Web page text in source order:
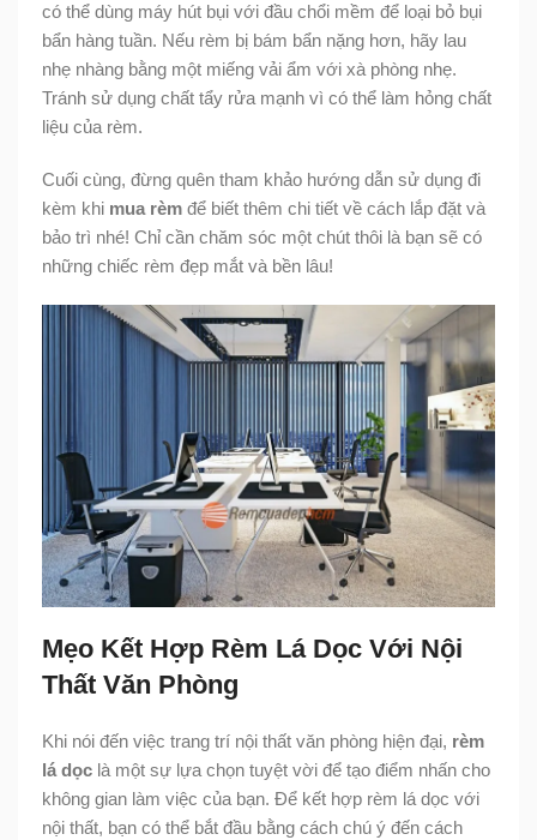
có thể dùng máy hút bụi với đầu chổi mềm để loại bỏ bụi
bẩn hàng tuần. Nếu rèm bị bám bẩn nặng hơn, hãy lau
nhẹ nhàng bằng một miếng vải ẩm với xà phòng nhẹ.
Tránh sử dụng chất tẩy rửa mạnh vì có thể làm hỏng chất
liệu của rèm.
Cuối cùng, đừng quên tham khảo hướng dẫn sử dụng đi
kèm khi mua rèm để biết thêm chi tiết về cách lắp đặt và
bảo trì nhé! Chỉ cần chăm sóc một chút thôi là bạn sẽ có
những chiếc rèm đẹp mắt và bền lâu!
Mẹo Kết Hợp Rèm Lá Dọc Với Nội
Thất Văn Phòng
Khi nói đến việc trang trí nội thất văn phòng hiện đại, rèm
lá dọc là một sự lựa chọn tuyệt vời để tạo điểm nhấn cho
không gian làm việc của bạn. Để kết hợp rèm lá dọc với
nội thất, bạn có thể bắt đầu bằng cách chú ý đến cách